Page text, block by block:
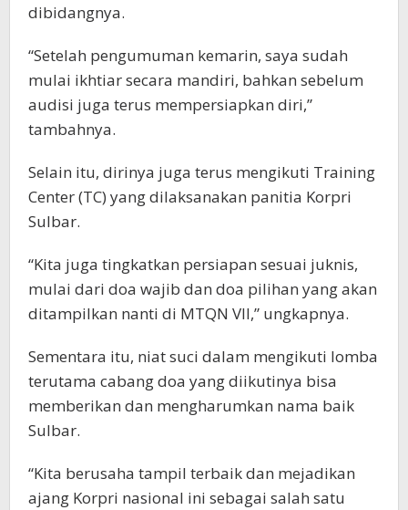
dibidangnya.
“Setelah pengumuman kemarin, saya sudah
mulai ikhtiar secara mandiri, bahkan sebelum
audisi juga terus mempersiapkan diri,”
tambahnya.
Selain itu, dirinya juga terus mengikuti Training
Center (TC) yang dilaksanakan panitia Korpri
Sulbar.
“Kita juga tingkatkan persiapan sesuai juknis,
mulai dari doa wajib dan doa pilihan yang akan
ditampilkan nanti di MTQN VII,” ungkapnya.
Sementara itu, niat suci dalam mengikuti lomba
terutama cabang doa yang diikutinya bisa
memberikan dan mengharumkan nama baik
Sulbar.
“Kita berusaha tampil terbaik dan mejadikan
ajang Korpri nasional ini sebagai salah satu